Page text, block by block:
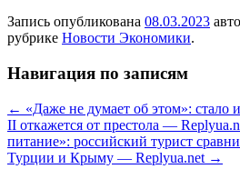
Запись опубликована 08.03.2023
рубрике Новости Экономики.
Навигация по записям
← «Даже не думает об этом»: стало
II откажется от престола —
питание»: российский турист
Турции и Крыму — Replyua.net →